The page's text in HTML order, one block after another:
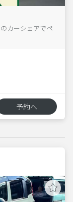
カーシェアでペ
予約へ